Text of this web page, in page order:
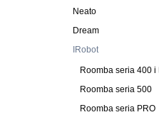
Neato
Dream
IRobot
Roomba seria 400 i
Roomba seria 500
Roomba seria PRO